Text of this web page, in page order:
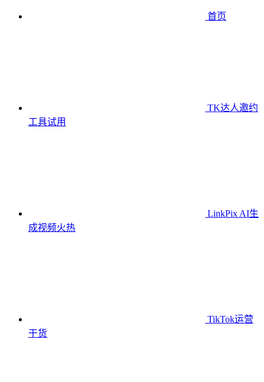
首页
TK达人邀约
工具试用
LinkPix AI生
成视频火热
TikTok运营
干货